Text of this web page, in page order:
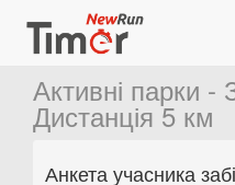
Активні парки
Дистанція 5 км
Анкета учасника